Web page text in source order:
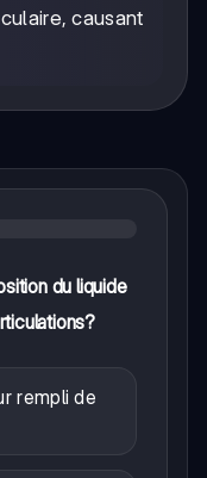
causant
du liquide
rempli de